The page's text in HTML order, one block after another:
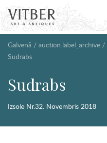
Galvenā / auction.label_archive /
Sudrabs
Sudrabs
Izsole Nr.32. Novembris 2018